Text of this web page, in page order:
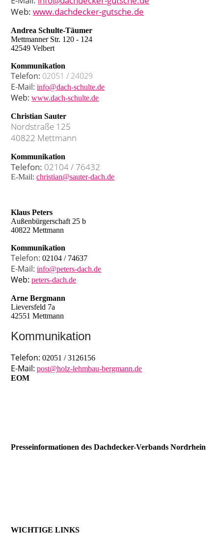
Web: www.dachdecker-gutsche.de
Andrea Schulte-Täumer
Mettmanner Str. 120 - 124
42549 Velbert
Kommunikation
Telefon: 02051 / 24029
E-Mail: info@dach-schulte.de
Web: www.dach-schulte.de
Christian Sauter
Nordstraße 125
40822 Mettmann
Kommunikation
Telefon: 02104 / 76432
E-Mail: christian@sauter-dach.de
Klaus Peters
Außenbürgerschaft 25 b
40822 Mettmann
Kommunikation
Telefon:02104 / 74637
E-Mail: info@peters-dach.de
Web:peters-dach.de
Arne Bergmann
Lieversfeld 7a
42551 Mettmann
Kommunikation
Telefon: 02051 / 3126156
E-Mail:post@holz-lehmbau-bergmann.de
EOM
Presseinformationen des Dachdecker-Verbands Nordrhein
WICHTIGE LINKS